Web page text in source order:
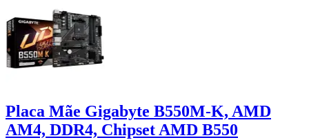
Placa Mãe Gigabyte B550M-K, AMD
AM4, DDR4, Chipset AMD B550